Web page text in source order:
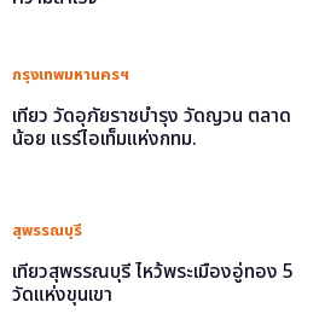
กรุงเทพมหานครฯ
เที่ยว วัดอุภัยราชบำรุง วัดญวน ตลาด
น้อย แรร์ไอเท็มแห่งกทม.
สุพรรณบุรี
เที่ยวสุพรรณบุรี ไหว้พระเมืองอู่ทอง 5
วัดแห่งขุนเขา